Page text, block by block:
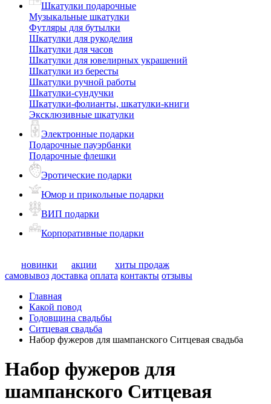
Шкатулки подарочные
Музыкальные шкатулки
Футляры для бутылки
Шкатулки для рукоделия
Шкатулки для часов
Шкатулки для ювелирных украшений
Шкатулки из бересты
Шкатулки ручной работы
Шкатулки-сундучки
Шкатулки-фолианты, шкатулки-книги
Эксклюзивные шкатулки
Электронные подарки
Подарочные пауэрбанки
Подарочные флешки
Эротические подарки
Юмор и прикольные подарки
ВИП подарки
Корпоративные подарки
новинки акции
хиты продаж
самовывоз доставка оплата контакты отзывы
Главная
Какой повод
Годовщина свадьбы
Ситцевая свадьба
Набор фужеров для шампанского Ситцевая свадьба
Набор фужеров для
шампанского Ситцевая